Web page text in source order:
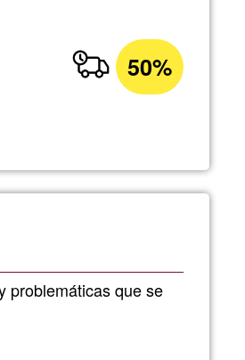
50%
problemáticas que se